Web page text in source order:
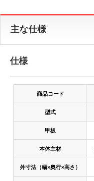
主な仕様
仕様
商品コード
型式
甲板
本体主材
外寸法（幅×奥行×高さ）